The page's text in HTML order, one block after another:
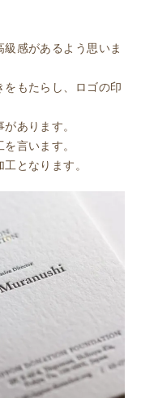
感があるよう思いま
もたらし、ロゴの印
あります。
言います。
となります。